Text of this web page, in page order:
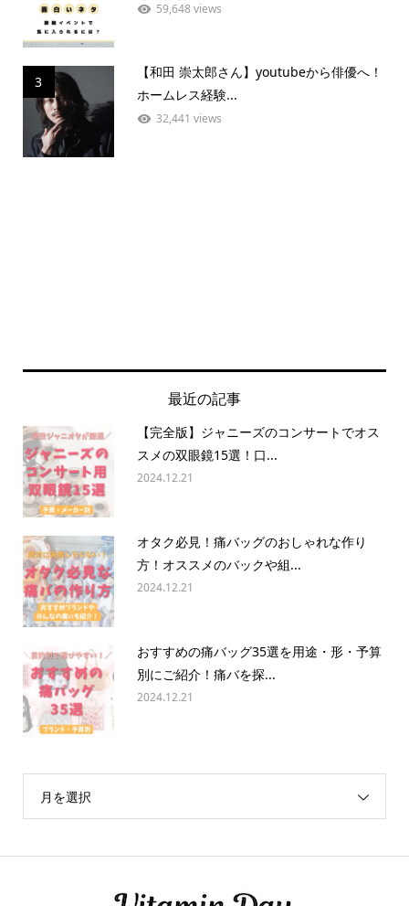
59,648 views
3
【和田 崇太郎さん】youtubeから俳優へ！
ホームレス経験...
32,441 views
最近の記事
【完全版】ジャニーズのコンサートでオス
スメの双眼鏡15選！口...
2024.12.21
オタク必見！痛バッグのおしゃれな作り
方！オススメのバックや組...
2024.12.21
おすすめの痛バッグ35選を用途・形・予算
別にご紹介！痛バを探...
2024.12.21
月を選択